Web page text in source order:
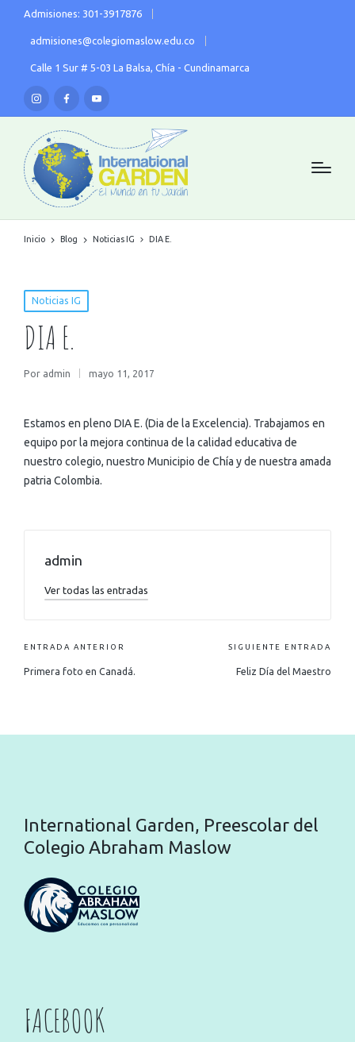
Admisiones: 301-3917876
admisiones@colegiomaslow.edu.co
Calle 1 Sur # 5-03 La Balsa, Chía - Cundinamarca
Inicio Blog Noticias IG DIA E.
Noticias IG
DIA E.
Por admin mayo 11, 2017
Estamos en pleno DIA E. (Dia de la Excelencia). Trabajamos en
equipo por la mejora continua de la calidad educativa de
nuestro colegio, nuestro Municipio de Chía y de nuestra amada
patria Colombia.
admin
Ver todas las entradas
ENTRADA ANTERIOR
Primera foto en Canadá.
SIGUIENTE ENTRADA
Feliz Día del Maestro
International Garden, Preescolar del
Colegio Abraham Maslow
FACEBOOK